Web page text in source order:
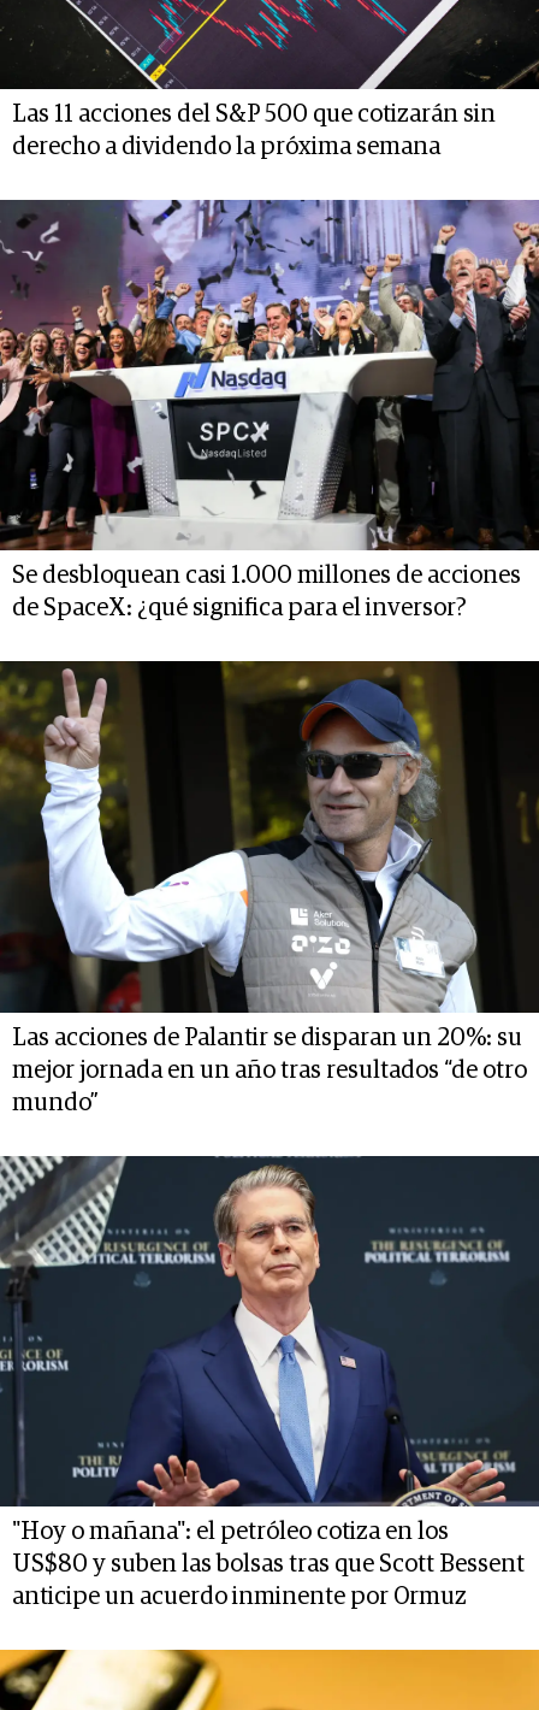
Las 11 acciones del S&P 500 que cotizarán sin
derecho a dividendo la próxima semana
Se desbloquean casi 1.000 millones de acciones
de SpaceX: ¿qué significa para el inversor?
Las acciones de Palantir se disparan un 20%: su
mejor jornada en un año tras resultados “de otro
mundo”
"Hoy o mañana": el petróleo cotiza en los
US$80 y suben las bolsas tras que Scott Bessent
anticipe un acuerdo inminente por Ormuz